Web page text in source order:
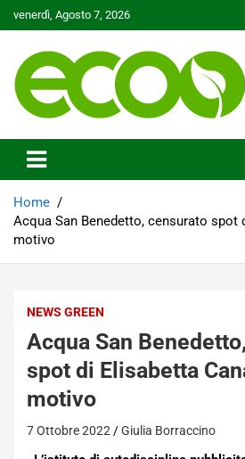
to
venerdì, Agosto 7, 2026
Ecoo.it
Home
Acqua San Benedetto, censurato spot
motivo
NEWS GREEN
Acqua San
spot di Elisabetta
motivo
7 Ottobre 2022 Giulia Borraccino